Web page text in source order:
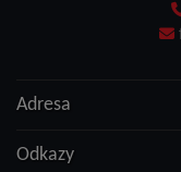
Adresa
Odkazy